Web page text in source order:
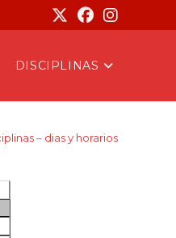
DISCIPLINAS
– dias y horarios